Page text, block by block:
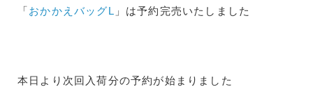
「おかかえバッグL 」は予約完売いたしました
本日より次回入荷分の予約が始まりました